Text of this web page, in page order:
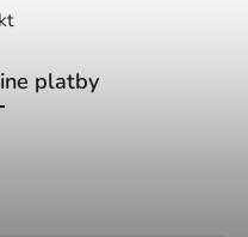
platby